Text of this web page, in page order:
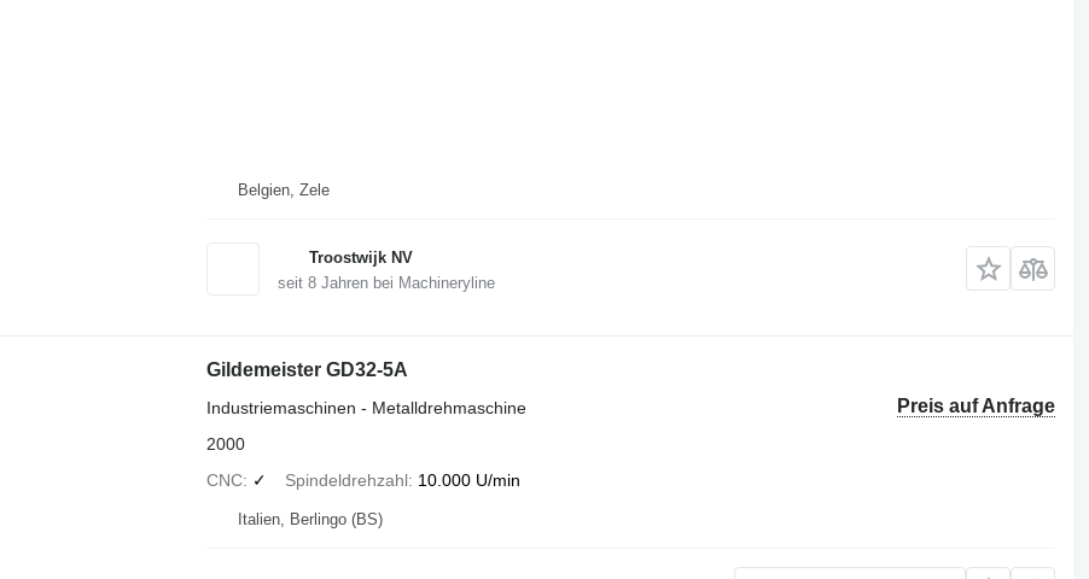
Belgien, Zele
Troostwijk NV
seit 8Jahren bei Machineryline
Gildemeister GD32-5A
Preis auf Anfrage
Industriemaschinen - Metalldrehmaschine
2000
CNC
✓ Spindeldrehzahl 10.000 U/min
Italien, Berlingo (BS)